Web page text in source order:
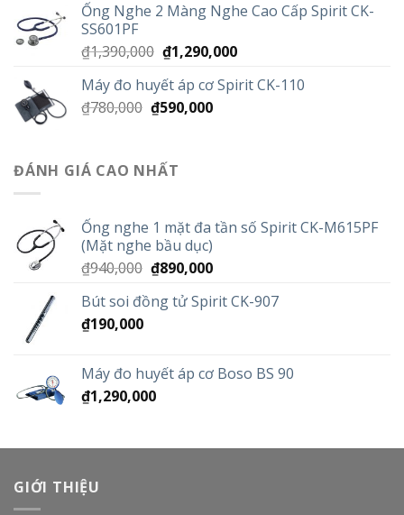
₫580,000.là:
Ống Nghe 2 Màng Nghe Cao Cấp Spirit CK-
SS601PF
₫1,390,000 Giá
là:
₫1,390,000.
₫1,290,000Giá
tại
Máy đo huyết áp cơ Spirit CK-110
₫780,000 Giá
₫780,000.
₫590,000Giá
ĐÁNH GIÁ CAO NHẤT
Ống nghe 1 mặt đa tần số Spirit CK-M615PF
(Mặt nghe bầu dục)
₫940,000 Giá
là:
₫890,000Giá
tại
Bút soi đồng tử Spirit CK-907
₫190,000
Máy đo huyết áp cơ Boso BS 90
₫1,290,000
GIỚI THIỆU